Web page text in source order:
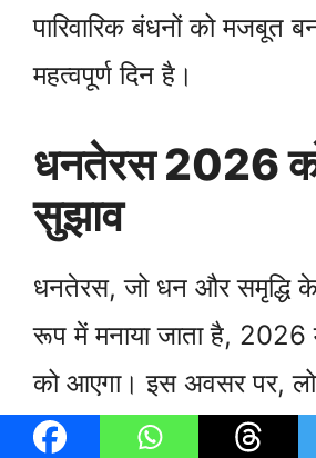
पारिवारिक बंधनों को मजबूत
महत्वपूर्ण दिन है।
धनतेरस 2026
सुझाव
धनतेरस, जो धन और
रूप में मनाया जाता है,
को आएगा। इस अवसर पर,
से इस दिन का जश्न मनाते